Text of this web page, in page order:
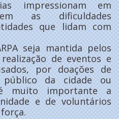
impressionam em
as dificuldades
que lidam com
seja mantida pelos
de eventos e
por doações de
da cidade ou
muito importante a
e de voluntários